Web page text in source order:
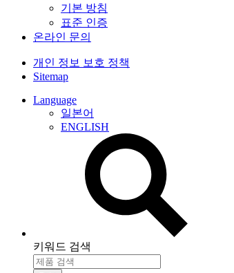
기본 방침
표준 인증
온라인 문의
개인 정보 보호 정책
Sitemap
Language
일본어
ENGLISH
키워드 검색